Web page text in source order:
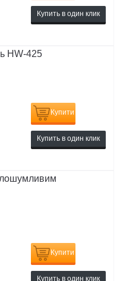
Купить в один клик
HW-425
Купити
Купить в один клик
Купити
Купить в один клик